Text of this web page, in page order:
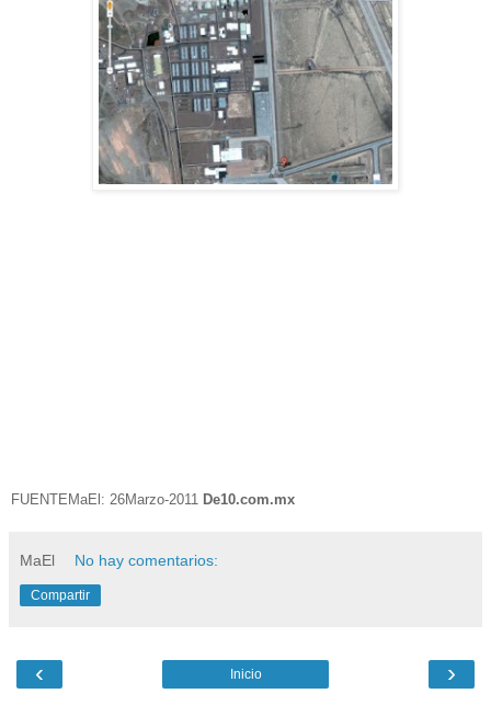
FUENTEMaEl: 26Marzo-2011 De10.com.mx
MaEl No hay comentarios:
Compartir
‹ ›
Inicio